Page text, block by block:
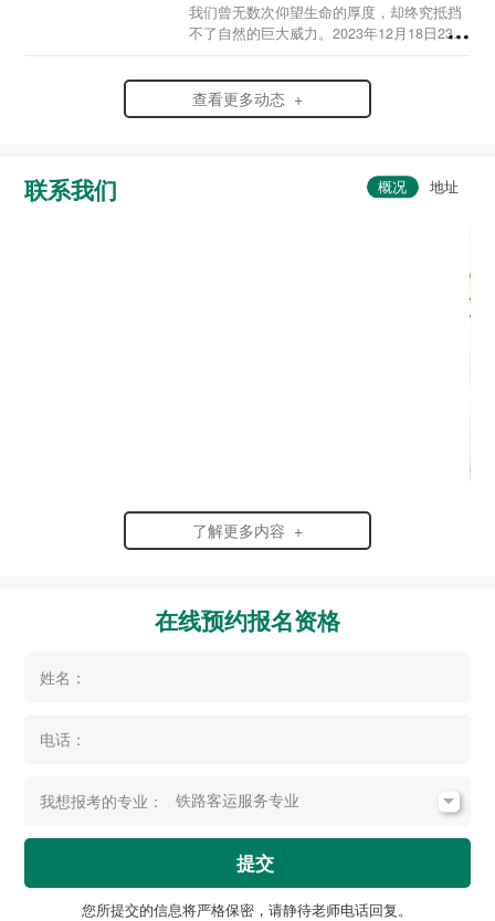
我们曾无数次仰望生命的厚度，却终究抵挡
不了自然的巨大威力。2023年12月18日23时
州积石山县，灾情范围波及到了甘肃、青海
两省。...
查看更多动态 +
联系我们
了解更多内容 +
在线预约报名资格
姓名：
电话：
我想报考的专业：
提交
您所提交的信息将严格保密，请静待老师电话回复。